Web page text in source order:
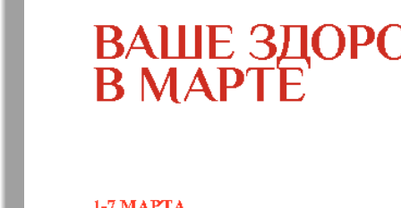
7
1
Апельсин
Баден-
Новые Земляки